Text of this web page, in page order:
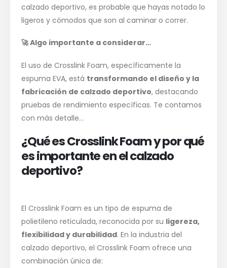
calzado deportivo, es probable que hayas notado lo
ligeros y cómodos que son al caminar o correr.
🚀Algo importante a considerar…
El uso de Crosslink Foam, específicamente la
espuma EVA, está transformando el diseño y la
fabricación de calzado deportivo, destacando
pruebas de rendimiento específicas. Te contamos
con más detalle…
¿Qué es Crosslink Foam y por qué
es importante en el calzado
deportivo?
El Crosslink Foam es un tipo de espuma de
polietileno reticulada, reconocida por su ligereza,
flexibilidad y durabilidad. En la industria del
calzado deportivo, el Crosslink Foam ofrece una
combinación única de: